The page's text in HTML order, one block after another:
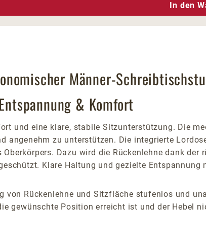
In den
Männer-
& Komfort
und eine klare, stabile Sitzunterstützung. Die
angenehm zu unterstützen. Die integrierte
Dazu wird die Rückenlehne dank
Klare Haltung und gezielte Entspannung
von Rückenlehne und Sitzfläche stufenlos und
gewünschte Position erreicht ist und der Hebel